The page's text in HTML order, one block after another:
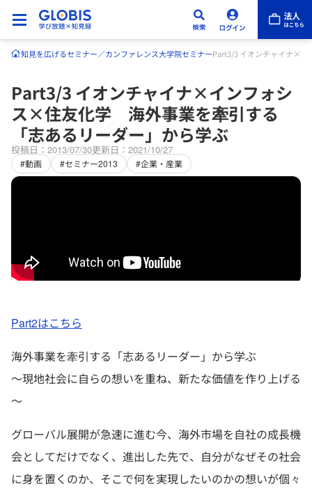
知見を広げるセミナー／カンファレンス大学院セミナーPart3/3 イオンチャイナ×
Part3/3 イオンチャイナ×インフォシ
ス×住友化学 海外事業を牽引する
「志あるリーダー」から学ぶ
投稿日：2013/07/30更新日：2021/10/27
#動画 #セミナー2013 #企業・産業
Part2はこちら
海外事業を牽引する「志あるリーダー」から学ぶ
～現地社会に自らの想いを重ね、新たな価値を作り上げる
～
グローバル展開が急速に進む今、海外市場を自社の成長機
会としてだけでなく、進出した先で、自分がなぜその社会
に身を置くのか、そこで何を実現したいのかの想いが個々